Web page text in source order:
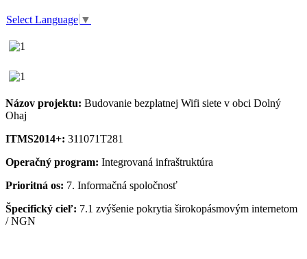
Select Language ▼
Názov projektu: Budovanie bezplatnej Wifi siete v obci Dolný
Ohaj
ITMS2014+: 311071T281
Operačný program: Integrovaná infraštruktúra
Prioritná os: 7. Informačná spoločnosť
Špecifický cieľ: 7.1 zvýšenie pokrytia širokopásmovým internetom
/ NGN